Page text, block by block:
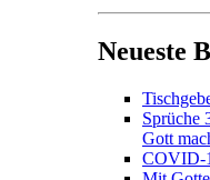
Neueste
Sprüche
Gott
COVID-